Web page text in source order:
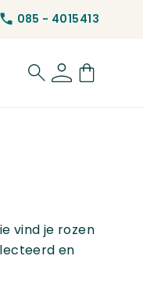
085 - 4015413
vind je rozen
en